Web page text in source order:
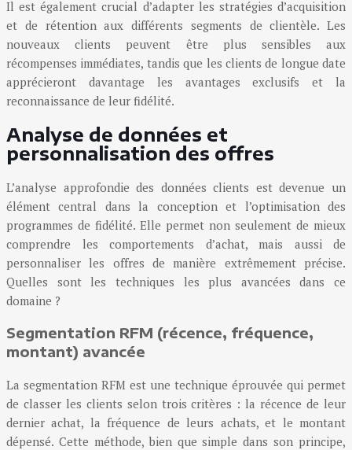
Il est également crucial d’adapter les stratégies d’acquisition
et de rétention aux différents segments de clientèle. Les
nouveaux clients peuvent être plus sensibles aux
récompenses immédiates, tandis que les clients de longue date
apprécieront davantage les avantages exclusifs et la
reconnaissance de leur fidélité.
Analyse de données et
personnalisation des offres
L’analyse approfondie des données clients est devenue un
élément central dans la conception et l’optimisation des
programmes de fidélité. Elle permet non seulement de mieux
comprendre les comportements d’achat, mais aussi de
personnaliser les offres de manière extrêmement précise.
Quelles sont les techniques les plus avancées dans ce
domaine ?
Segmentation RFM (récence, fréquence,
montant) avancée
La segmentation RFM est une technique éprouvée qui permet
de classer les clients selon trois critères : la récence de leur
dernier achat, la fréquence de leurs achats, et le montant
dépensé. Cette méthode, bien que simple dans son principe,